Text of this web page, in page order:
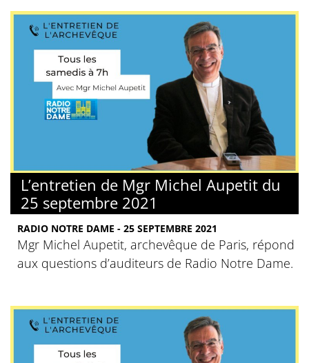
L’entretien de Mgr Michel Aupetit du
25 septembre 2021
RADIO NOTRE DAME - 25 SEPTEMBRE 2021
Mgr Michel Aupetit, archevêque de Paris, répond
aux questions d’auditeurs de Radio Notre Dame.